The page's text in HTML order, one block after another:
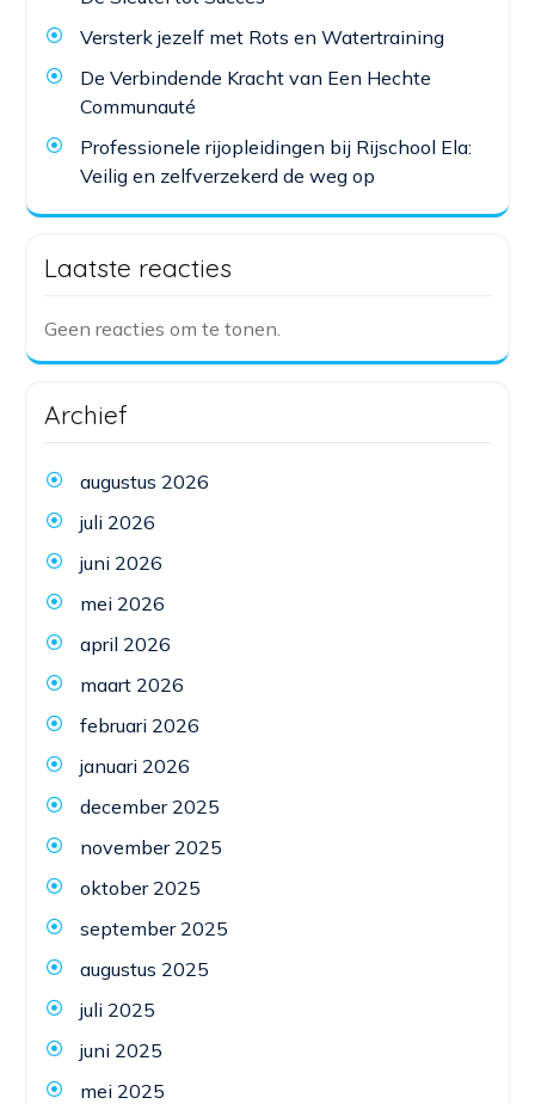
Versterk jezelf met Rots en Watertraining
De Verbindende Kracht van Een Hechte
Communauté
Professionele rijopleidingen bij Rijschool Ela:
Veilig en zelfverzekerd de weg op
Laatste reacties
Geen reacties om te tonen.
Archief
augustus 2026
juli 2026
juni 2026
mei 2026
april 2026
maart 2026
februari 2026
januari 2026
december 2025
november 2025
oktober 2025
september 2025
augustus 2025
juli 2025
juni 2025
mei 2025